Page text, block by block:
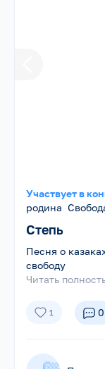
Участвует в
родина
Степь
Песня о
свободу
Читать
1 0